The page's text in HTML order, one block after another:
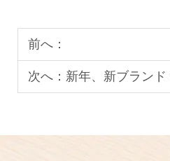
前へ：
次へ： 新年、新ブランド？ ホームテキス